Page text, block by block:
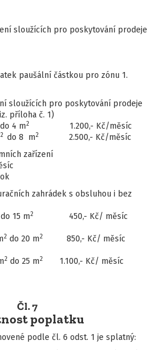
pro poskytování prodeje
paušální částkou pro zónu 1.
sloužících pro poskytování prodeje
příloha č. 1)
do 4 m2
1.200,- Kč/měsíc
2 do 8 m2 2.500,- Kč/měsíc
zařízení
zahrádek s obsluhou i bez
do 15 m2
450,- Kč/ měsíc
2 do 20 m2
850,- Kč/ měsíc
2 do 25 m2
1.100,- Kč/ měsíc
Čl. 7
poplatku
podle čl. 6 odst. 1 je splatný: